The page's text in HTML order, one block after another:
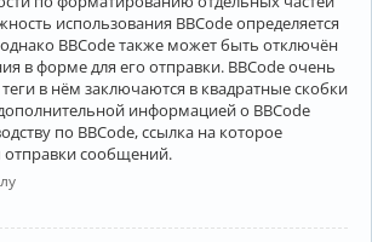
использования BBCode определяется
BBCode также может быть отключён
в форме для его отправки. BBCode очень
в нём заключаются в квадратные скобки
информацией о BBCode
по BBCode, ссылка на которое
сообщений.